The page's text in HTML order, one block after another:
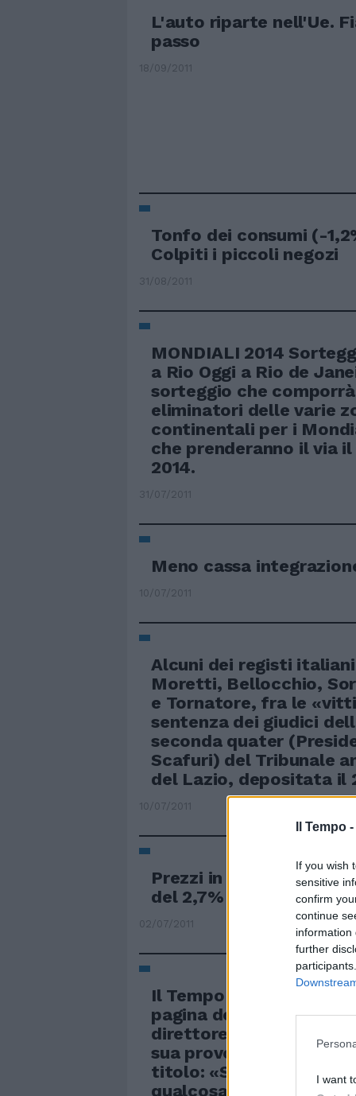
Il Tempo -
If you wish
sensitive
confirm
continue
information
further
I want
L'auto riparte nell'Ue.
passo
18/09/2011
Tonfo dei consumi (-
Colpiti i piccoli negozi
31/08/2011
MONDIALI 2014
a Rio Oggi a Rio de
sorteggio che
eliminatori delle varie
continentali per i
che prenderanno il via il
2014.
31/07/2011
Meno cassa
10/07/2011
Alcuni dei registi
Moretti, Bellocchio,
e Tornatore, fra le
sentenza dei giudici
seconda quater
Scafuri) del Tribunale
del Lazio, depositata il
10/07/2011
Prezzi in corsa a
del 2,7% Al top i
02/07/2011
Il Tempo 21 Giugno 2011
pagina del Tempo di
direttore Mario Sechi
sua provocazione
titolo: «Sono
qualcosa da dichiarare».